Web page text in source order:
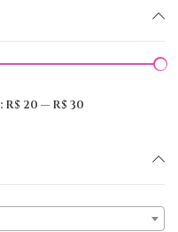
R$ 20 —R$ 30